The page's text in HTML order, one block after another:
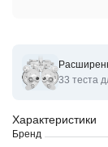
Оправы для
Характеристики
Бренд
33 теста